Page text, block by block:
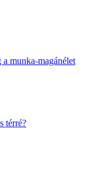
munka-magánélet
térré?